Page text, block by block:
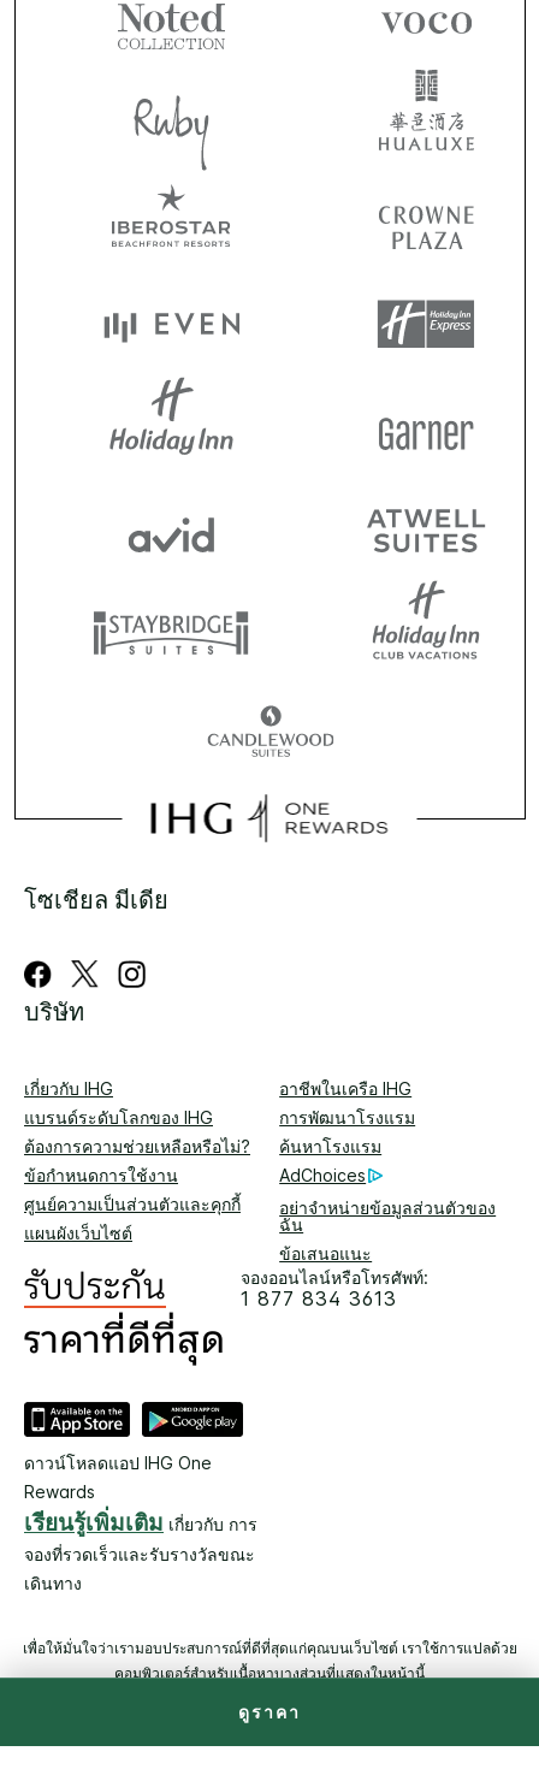
ดูราคา
โซเชียล มีเดีย
บริษัท
เกี่ยวกับ IHG
อาชีพในเครือ IHG
แบรนด์ระดับโลกของ IHG
การพัฒนาโรงแรม
ต้องการความช่วยเหลือหรือไม่?
ค้นหาโรงแรม
ข้อกำหนดการใช้งาน
AdChoices
ศูนย์ความเป็นส่วนตัวและคุกกี้
อย่าจำหน่ายข้อมูลส่วนตัวของ
ฉัน
แผนผังเว็บไซต์
ข้อเสนอแนะ
จองออนไลน์หรือโทรศัพท์:
1 877 834 3613
ดาวน์โหลดแอป IHG One
Rewards
เรียนรู้เพิ่มเติม เกี่ยวกับ การ
จองที่รวดเร็วและรับรางวัลขณะ
เดินทาง
เพื่อให้มั่นใจว่าเรามอบประสบการณ์ที่ดีที่สุดแก่คุณบนเว็บไซต์ เราใช้การแปลด้วย
คอมพิวเตอร์สำหรับเนื้อหาบางส่วนที่แสดงในหน้านี้